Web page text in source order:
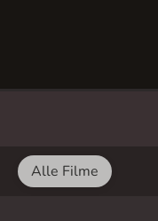
Alle Filme